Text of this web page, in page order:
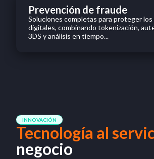
Prevención de fraude
Soluciones completas para proteger los
digitales, combinando tokenización,
3DS y análisis en tiempo...
INNOVACIÓN
Tecnología al
negocio